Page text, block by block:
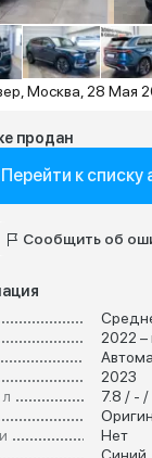
Москва, 28 Мая
продан
Перейти к списку
Сообщить об
2022 –
2023
7.8 / - /
Нет